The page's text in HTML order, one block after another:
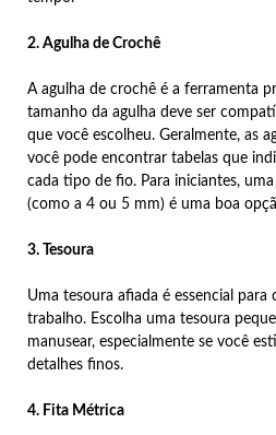
2. Agulha de Crochê
A agulha de crochê é a ferramenta
tamanho da agulha deve ser
que você escolheu. Geralmente, as
você pode encontrar tabelas que
cada tipo de fio. Para iniciantes,
(como a 4 ou 5 mm) é uma boa
3. Tesoura
Uma tesoura afiada é essencial
trabalho. Escolha uma tesoura
manusear, especialmente se você
detalhes finos.
4. Fita Métrica